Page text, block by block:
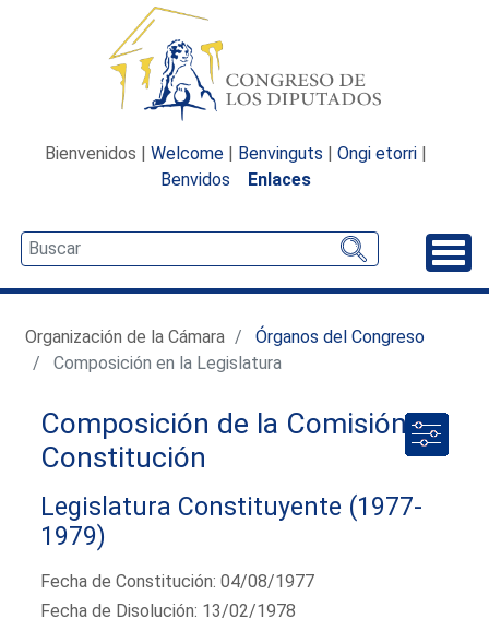
Bienvenidos | Welcome | Benvinguts | Ongi etorri |
Benvidos
Enlaces
Organización de la Cámara
Órganos del Congreso
Composición en la Legislatura
Composición de la Comisión de
Constitución
Legislatura Constituyente (1977-
1979)
Fecha de Constitución: 04/08/1977
Fecha de Disolución: 13/02/1978